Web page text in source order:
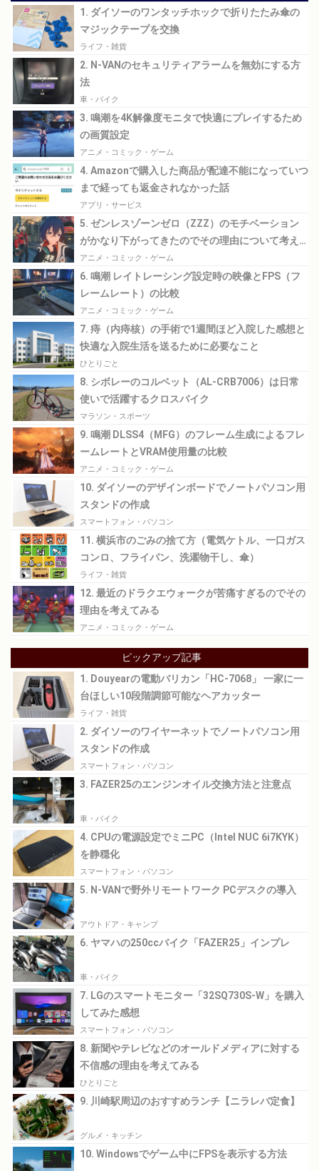
1. ダイソーのワンタッチホックで折りたたみ傘の
マジックテープを交換
ライフ・雑貨
2. N-VANのセキュリティアラームを無効にする方
法
車・バイク
3. 鳴潮を4K解像度モニタで快適にプレイするため
の画質設定
アニメ・コミック・ゲーム
4. Amazonで購入した商品が配達不能になっていつ
まで経っても返金されなかった話
アプリ・サービス
5. ゼンレスゾーンゼロ（ZZZ）のモチベーション
がかなり下がってきたのでその理由について考え
てみる
アニメ・コミック・ゲーム
6. 鳴潮 レイトレーシング設定時の映像とFPS（フ
レームレート）の比較
アニメ・コミック・ゲーム
7. 痔（内痔核）の手術で1週間ほど入院した感想と
快適な入院生活を送るために必要なこと
ひとりごと
8. シボレーのコルベット（AL-CRB7006）は日常
使いで活躍するクロスバイク
マラソン・スポーツ
9. 鳴潮 DLSS4（MFG）のフレーム生成によるフレ
ームレートとVRAM使用量の比較
アニメ・コミック・ゲーム
10. ダイソーのデザインボードでノートパソコン用
スタンドの作成
スマートフォン・パソコン
11. 横浜市のごみの捨て方（電気ケトル、一口ガス
コンロ、フライパン、洗濯物干し、傘）
ライフ・雑貨
12. 最近のドラクエウォークが苦痛すぎるのでその
理由を考えてみる
アニメ・コミック・ゲーム
ピックアップ記事
1. Douyearの電動バリカン「HC-7068」 一家に一
台ほしい10段階調節可能なヘアカッター
ライフ・雑貨
2. ダイソーのワイヤーネットでノートパソコン用
スタンドの作成
スマートフォン・パソコン
3. FAZER25のエンジンオイル交換方法と注意点
車・バイク
4. CPUの電源設定でミニPC（Intel NUC 6i7KYK）
を静穏化
スマートフォン・パソコン
5. N-VANで野外リモートワーク PCデスクの導入
アウトドア・キャンプ
6. ヤマハの250ccバイク「FAZER25」インプレ
車・バイク
7. LGのスマートモニター「32SQ730S-W」を購入
してみた感想
スマートフォン・パソコン
8. 新聞やテレビなどのオールドメディアに対する
不信感の理由を考えてみる
ひとりごと
9. 川崎駅周辺のおすすめランチ【ニラレバ定食】
グルメ・キッチン
10. Windowsでゲーム中にFPSを表示する方法